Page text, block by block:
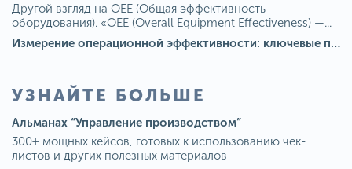
Другой взгляд на OEE (Общая эффективность
оборудования). «OEE (Overall Equipment Effectiveness) —...
Измерение операционной эффективности: ключевые показатели для непрерывного совершенствования
УЗНАЙТЕ БОЛЬШЕ
Альманах “Управление производством”
300+ мощных кейсов, готовых к использованию чек-
листов и других полезных материалов